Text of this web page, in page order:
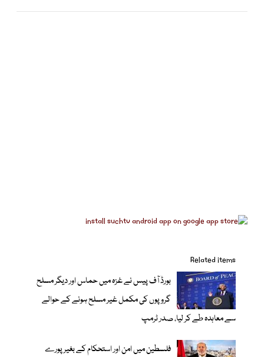
Related items
بورڈ آف پیس نے غزہ میں حماس اور دیگر مسلح
گروپوں کی مکمل غیر مسلح ہونے کے حوالے
سے معاہدہ طے کر لیا، صدر ٹرمپ
فلسطین میں امن اور استحکام کے بغیر پورے